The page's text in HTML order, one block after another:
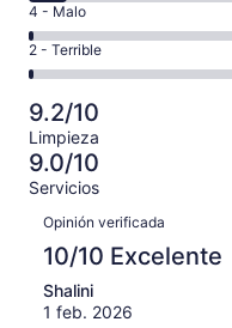
Excelente.
Basada
en
de
235
opiniones
es
decir,
Bueno.
Basada
en
66
de
235
opiniones
6,
es
decir,
Basada
en
18
de
235
opiniones
Puntuación
de
4,
es
decir,
Malo.
Basada
en
de
235
opiniones
4 - Malo
Puntuación
de
2,
es
decir,
Terrible.
Basada
en
de
235
opiniones
2 - Terrible
9.2/10
Limpieza
9.0/10
Servicios
Opiniones
Opinión verificada
10/10 Excelente
Shalini
1 feb. 2026